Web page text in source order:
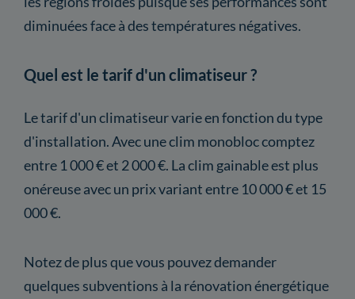
diminuées face à des températures négatives.
Quel est le tarif d'un climatiseur ?
Le tarif d'un climatiseur varie en fonction du type
d'installation. Avec une clim monobloc comptez
entre 1 000 € et 2 000 €. La clim gainable est plus
onéreuse avec un prix variant entre 10 000 € et 15
000 €.
Notez de plus que vous pouvez demander
quelques subventions à la rénovation énergétique